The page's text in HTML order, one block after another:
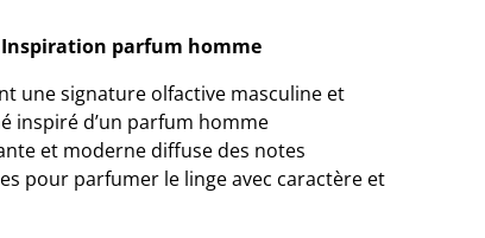
parfum homme
une signature olfactive masculine et
inspiré d’un parfum homme
et moderne diffuse des notes
pour parfumer le linge avec caractère et